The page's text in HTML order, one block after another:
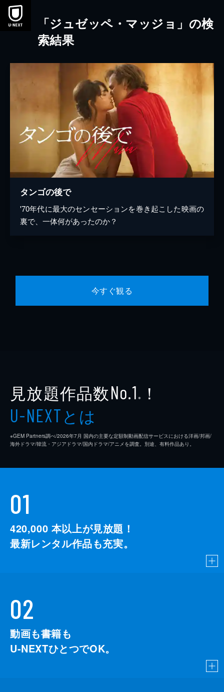
本文へスキップ
「ジュゼッペ・マッジョ」の検
索結果
タンゴの後で
'70年代に最大のセンセーションを巻き起こした映画の
裏で、一体何があったのか？
今すぐ観る
見放題作品数No.1 ※ ！
U-NEXTとは
※GEM Partners調べ/2026年7⽉ 国内の主要な定額制動画配信サービスにおける洋画/邦画/
海外ドラマ/韓流・アジアドラマ/国内ドラマ/アニメを調査。別途、有料作品あり。
01
420,000 本以上が見放題！
最新レンタル作品も充実。
02
動画も書籍も
U-NEXTひとつでOK。